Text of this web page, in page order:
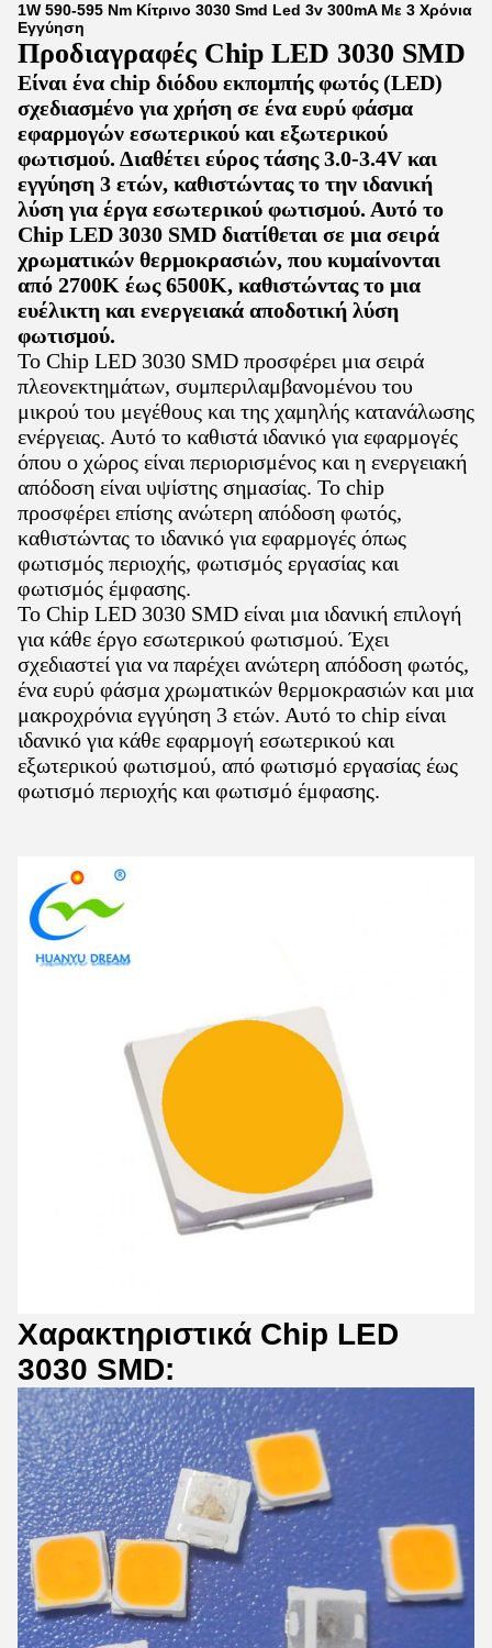
1W 590-595 Nm Κίτρινο 3030 Smd Led 3v 300mA Με 3 Χρόνια
Εγγύηση
Προδιαγραφές Chip LED 3030 SMD
Είναι ένα chip διόδου εκπομπής φωτός (LED)
σχεδιασμένο για χρήση σε ένα ευρύ φάσμα
εφαρμογών εσωτερικού και εξωτερικού
φωτισμού. Διαθέτει εύρος τάσης 3.0-3.4V και
εγγύηση 3 ετών, καθιστώντας το την ιδανική
λύση για έργα εσωτερικού φωτισμού. Αυτό το
Chip LED 3030 SMD διατίθεται σε μια σειρά
χρωματικών θερμοκρασιών, που κυμαίνονται
από 2700K έως 6500K, καθιστώντας το μια
ευέλικτη και ενεργειακά αποδοτική λύση
φωτισμού.
Το Chip LED 3030 SMD προσφέρει μια σειρά
πλεονεκτημάτων, συμπεριλαμβανομένου του
μικρού του μεγέθους και της χαμηλής κατανάλωσης
ενέργειας. Αυτό το καθιστά ιδανικό για εφαρμογές
όπου ο χώρος είναι περιορισμένος και η ενεργειακή
απόδοση είναι υψίστης σημασίας. Το chip
προσφέρει επίσης ανώτερη απόδοση φωτός,
καθιστώντας το ιδανικό για εφαρμογές όπως
φωτισμός περιοχής, φωτισμός εργασίας και
φωτισμός έμφασης.
Το Chip LED 3030 SMD είναι μια ιδανική επιλογή
για κάθε έργο εσωτερικού φωτισμού. Έχει
σχεδιαστεί για να παρέχει ανώτερη απόδοση φωτός,
ένα ευρύ φάσμα χρωματικών θερμοκρασιών και μια
μακροχρόνια εγγύηση 3 ετών. Αυτό το chip είναι
ιδανικό για κάθε εφαρμογή εσωτερικού και
εξωτερικού φωτισμού, από φωτισμό εργασίας έως
φωτισμό περιοχής και φωτισμό έμφασης.
Χαρακτηριστικά Chip LED
3030 SMD: